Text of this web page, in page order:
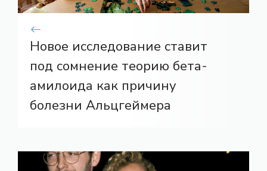
Новое исследование ставит
под сомнение теорию бета-
амилоида как причину
болезни Альцгеймера